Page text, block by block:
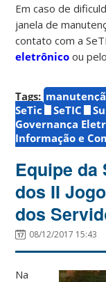
Em caso de
janela de
contato com a
eletrônico ou
Tags:
SeTic
SeTIC
Governança
Informação e
Equipe da
dos II
dos
08/12/2017 15:43
Na